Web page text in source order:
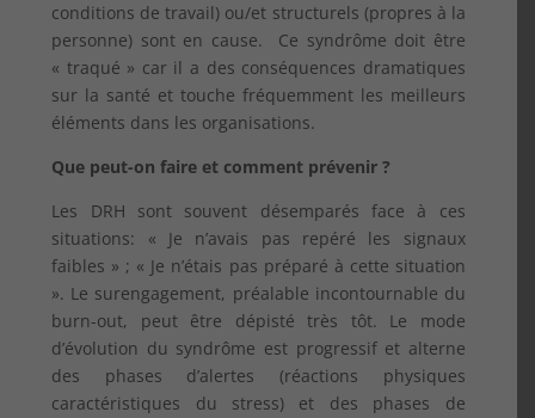
conditions de travail) ou/et structurels (propres à la
personne) sont en cause. Ce syndrôme doit être
« traqué » car il a des conséquences dramatiques
sur la santé et touche fréquemment les meilleurs
éléments dans les organisations.
Que peut-on faire et comment prévenir ?
Les DRH sont souvent désemparés face à ces
situations: « Je n’avais pas repéré les signaux
faibles » ; « Je n’étais pas préparé à cette situation
». Le surengagement, préalable incontournable du
burn-out, peut être dépisté très tôt. Le mode
d’évolution du syndrôme est progressif et alterne
des phases d’alertes (réactions physiques
caractéristiques du stress) et des phases de